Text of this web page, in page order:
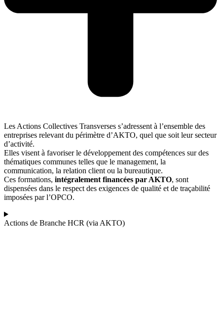
Les Actions Collectives Transverses s’adressent à l’ensemble des
entreprises relevant du périmètre d’AKTO, quel que soit leur secteur
d’activité.
Elles visent à favoriser le développement des compétences sur des
thématiques communes telles que le management, la
communication, la relation client ou la bureautique.
Ces formations, intégralement financées par AKTO, sont
dispensées dans le respect des exigences de qualité et de traçabilité
imposées par l’OPCO.
Actions de Branche HCR (via AKTO)